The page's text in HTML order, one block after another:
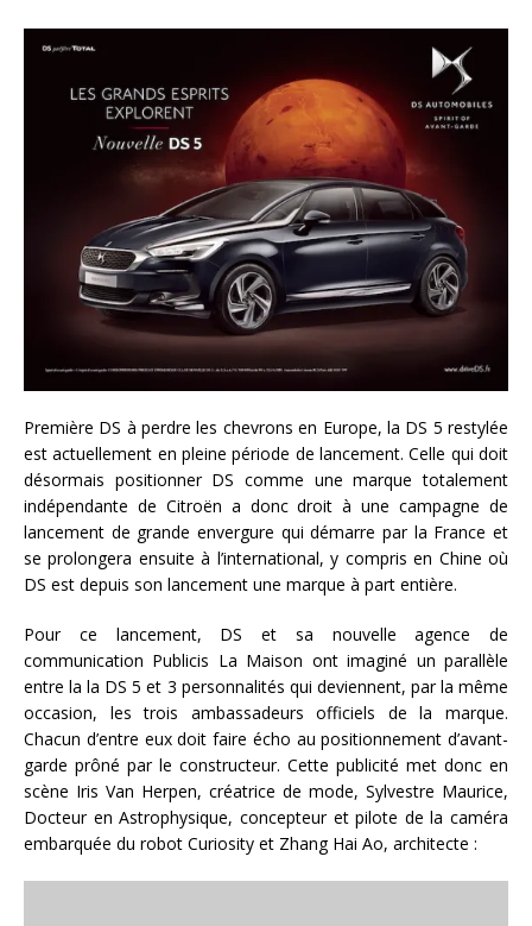
Première DS à perdre les chevrons en Europe, la DS 5 restylée
est actuellement en pleine période de lancement. Celle qui doit
désormais positionner DS comme une marque totalement
indépendante de Citroën a donc droit à une campagne de
lancement de grande envergure qui démarre par la France et
se prolongera ensuite à l’international, y compris en Chine où
DS est depuis son lancement une marque à part entière.
Pour ce lancement, DS et sa nouvelle agence de
communication Publicis La Maison ont imaginé un parallèle
entre la la DS 5 et 3 personnalités qui deviennent, par la même
occasion, les trois ambassadeurs officiels de la marque.
Chacun d’entre eux doit faire écho au positionnement d’avant-
garde prôné par le constructeur. Cette publicité met donc en
scène Iris Van Herpen, créatrice de mode, Sylvestre Maurice,
Docteur en Astrophysique, concepteur et pilote de la caméra
embarquée du robot Curiosity et Zhang Hai Ao, architecte :